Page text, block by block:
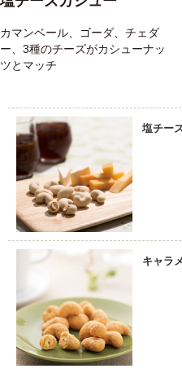
カマンベール、ゴーダ、チェダ
ー、3種のチーズがカシューナッ
ツとマッチ
塩チー
キャラ